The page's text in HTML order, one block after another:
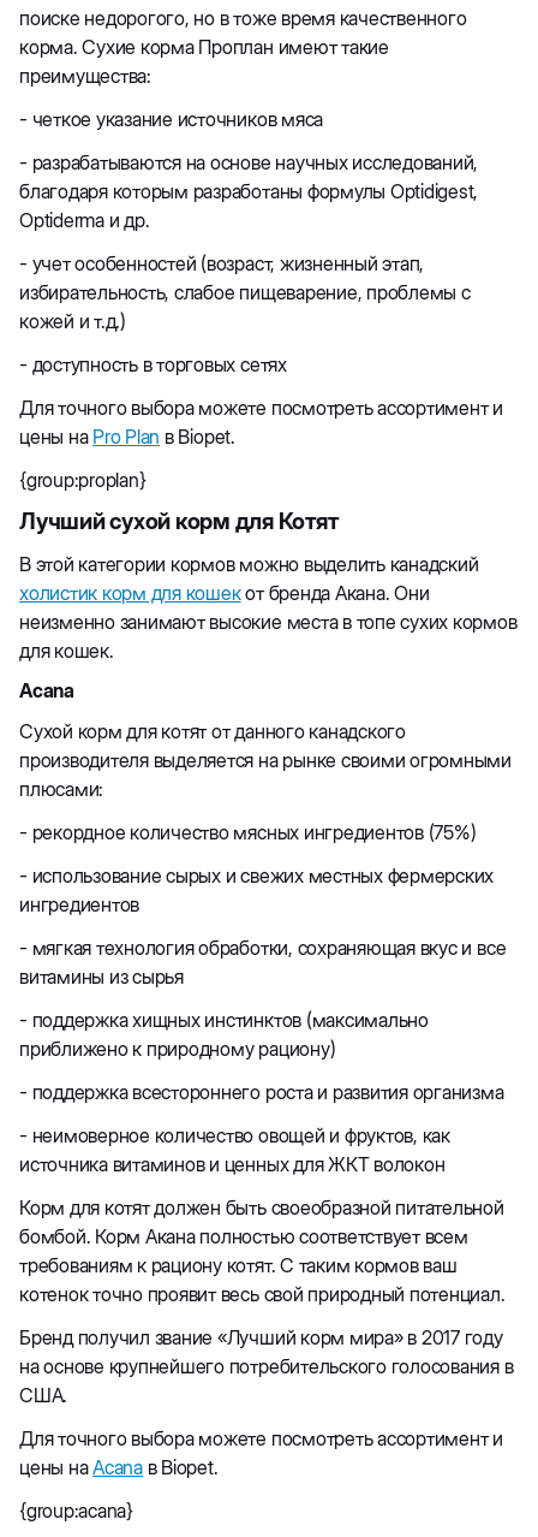
поиске недорогого, но в тоже время качественного
корма. Сухие корма Проплан имеют такие
преимущества:
- четкое указание источников мяса
- разрабатываются на основе научных исследований,
благодаря которым разработаны формулы Optidigest,
Optiderma и др.
- учет особенностей (возраст, жизненный этап,
избирательность, слабое пищеварение, проблемы с
кожей и т.д.)
- доступность в торговых сетях
Для точного выбора можете посмотреть ассортимент и
цены на Pro Plan в Biopet.
{group:proplan}
Лучший сухой корм для Котят
В этой категории кормов можно выделить канадский
холистик корм для кошекот бренда Акана. Они
неизменно занимают высокие места в топе сухих кормов
для кошек.
Acana
Сухой корм для котят от данного канадского
производителя выделяется на рынке своими огромными
плюсами:
- рекордное количество мясных ингредиентов (75%)
- использование сырых и свежих местных фермерских
ингредиентов
- мягкая технология обработки, сохраняющая вкус и все
витамины из сырья
- поддержка хищных инстинктов (максимально
приближено к природному рациону)
- поддержка всестороннего роста и развития организма
- неимоверное количество овощей и фруктов, как
источника витаминов и ценных для ЖКТ волокон
Корм для котят должен быть своеобразной питательной
бомбой. Корм Акана полностью соответствует всем
требованиям к рациону котят. С таким кормов ваш
котенок точно проявит весь свой природный потенциал.
Бренд получил звание «Лучший корм мира» в 2017 году
на основе крупнейшего потребительского голосования в
США.
Для точного выбора можете посмотреть ассортимент и
цены наAcanaв Biopet.
{group:acana}